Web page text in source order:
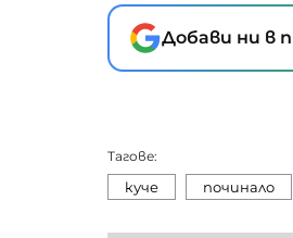
Добави ни в
Тагове:
куче починало